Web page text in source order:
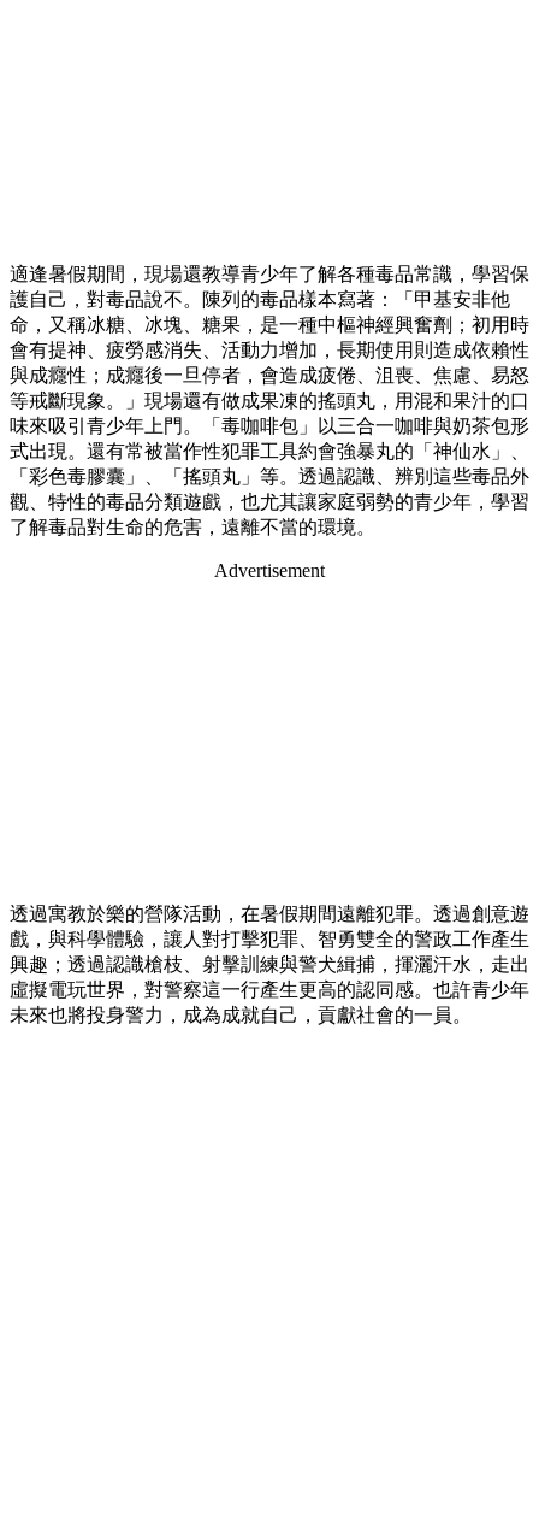
適逢暑假期間，現場還教導青少年了解各種毒品常識，學習保
護自己，對毒品說不。陳列的毒品樣本寫著：「甲基安非他
命，又稱冰糖、冰塊、糖果，是一種中樞神經興奮劑；初用時
會有提神、疲勞感消失、活動力增加，長期使用則造成依賴性
與成癮性；成癮後一旦停者，會造成疲倦、沮喪、焦慮、易怒
等戒斷現象。」現場還有做成果凍的搖頭丸，用混和果汁的口
味來吸引青少年上門。「毒咖啡包」以三合一咖啡與奶茶包形
式出現。還有常被當作性犯罪工具約會強暴丸的「神仙水」、
「彩色毒膠囊」、「搖頭丸」等。透過認識、辨別這些毒品外
觀、特性的毒品分類遊戲，也尤其讓家庭弱勢的青少年，學習
了解毒品對生命的危害，遠離不當的環境。
Advertisement
透過寓教於樂的營隊活動，在暑假期間遠離犯罪。透過創意遊
戲，與科學體驗，讓人對打擊犯罪、智勇雙全的警政工作產生
興趣；透過認識槍枝、射擊訓練與警犬緝捕，揮灑汗水，走出
虛擬電玩世界，對警察這一行產生更高的認同感。也許青少年
未來也將投身警力，成為成就自己，貢獻社會的一員。